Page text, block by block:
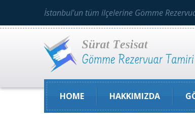
İstanbul'un tüm ilçelerine Gömme
HOME HAKKIMIZDA